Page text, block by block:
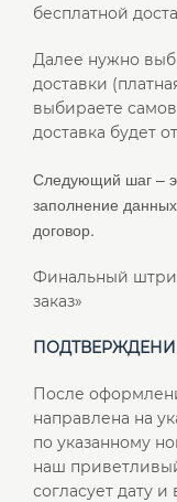
бесплатной
Далее нужно
доставки
выбираете
доставка будет
Следующий шаг –
заполнение
договор.
Финальный
заказ»
После
направлена на
по указанному
наш
согласует дату